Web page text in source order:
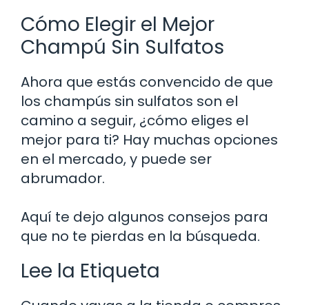
Cómo Elegir el Mejor
Champú Sin Sulfatos
Ahora que estás convencido de que
los champús sin sulfatos son el
camino a seguir, ¿cómo eliges el
mejor para ti? Hay muchas opciones
en el mercado, y puede ser
abrumador.
Aquí te dejo algunos consejos para
que no te pierdas en la búsqueda.
Lee la Etiqueta